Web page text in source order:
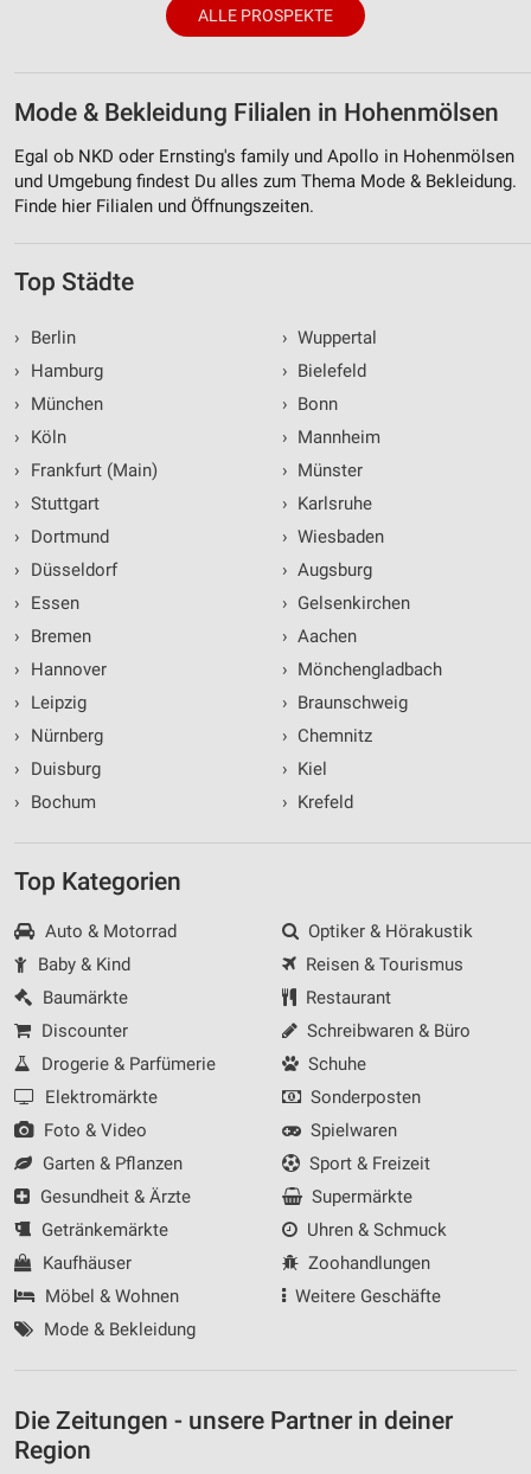
ALLE PROSPEKTE
Mode & Bekleidung Filialen in Hohenmölsen
Egal ob NKD oder Ernsting's family und Apollo in Hohenmölsen
und Umgebung findest Du alles zum Thema Mode & Bekleidung.
Finde hier Filialen und Öffnungszeiten.
Top Städte
›
Berlin
›
Hamburg
›
München
›
Köln
›
Frankfurt (Main)
› Stuttgart
›
Dortmund
›
Düsseldorf
›
Essen
›
Bremen
›
Hannover
›
Leipzig
›
Nürnberg
›
Duisburg
›
Bochum
› Wuppertal
› Bielefeld
› Bonn
› Mannheim
› Münster
› Karlsruhe
› Wiesbaden
› Augsburg
› Gelsenkirchen
› Aachen
› Mönchengladbach
› Braunschweig
› Chemnitz
› Kiel
› Krefeld
Top Kategorien
Auto & Motorrad
Baby & Kind
Baumärkte
Discounter
Drogerie & Parfümerie
Elektromärkte
Foto & Video
Garten & Pflanzen
Gesundheit & Ärzte
Getränkemärkte
Kaufhäuser
Möbel & Wohnen
Mode & Bekleidung
Optiker & Hörakustik
Reisen & Tourismus
Restaurant
Schreibwaren & Büro
Schuhe
Sonderposten
Spielwaren
Sport & Freizeit
Supermärkte
Uhren & Schmuck
Zoohandlungen
Weitere Geschäfte
Die Zeitungen - unsere Partner in deiner
Region